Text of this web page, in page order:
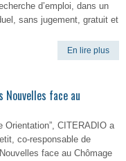
d’emploi, dans un
sans jugement, gratuit et
En lire plus
face au
Orientation”, CITERADIO a
co-responsable de
face au Chômage